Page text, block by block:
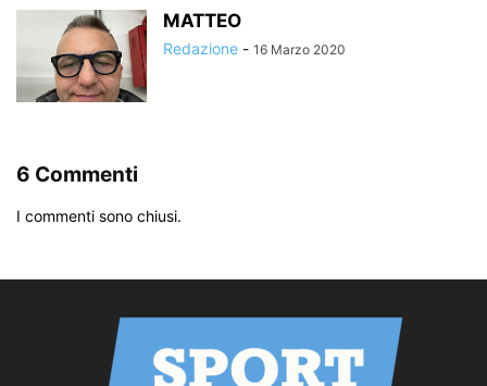
MATTEO
Redazione - 16 Marzo 2020
6 Commenti
I commenti sono chiusi.